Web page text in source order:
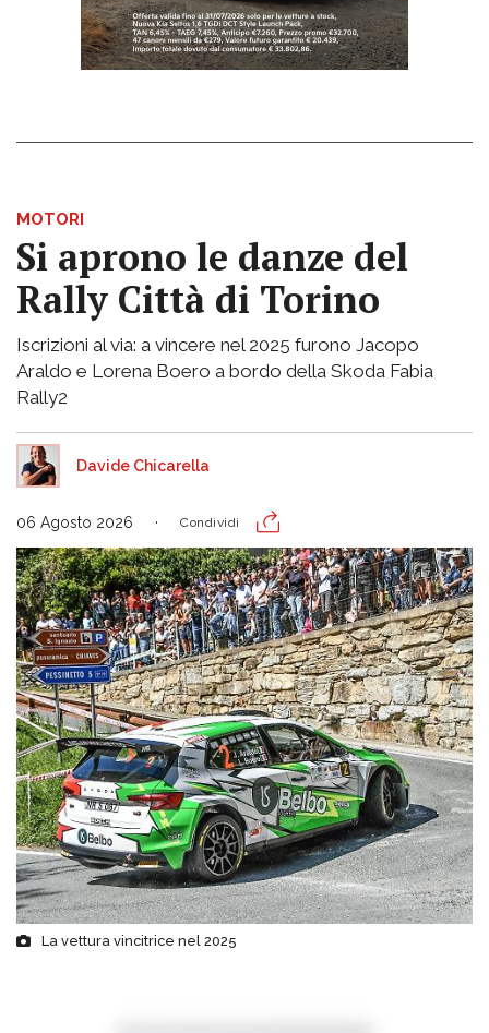
MOTORI
Si aprono le danze del
Rally Città di Torino
Iscrizioni al via: a vincere nel 2025 furono Jacopo
Araldo e Lorena Boero a bordo della Skoda Fabia
Rally2
Davide Chicarella
06 Agosto 2026 Condividi
La vettura vincitrice nel 2025